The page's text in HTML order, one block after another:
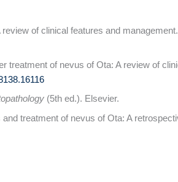
of clinical features and management.
treatment of nevus of Ota: A review of
(5th ed.). Elsevier.
treatment of nevus of Ota: A